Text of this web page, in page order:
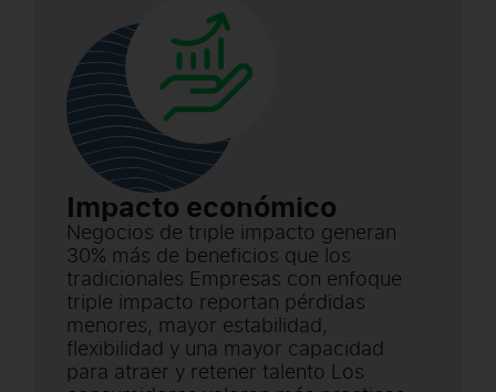
Impacto económico
Negocios de triple impacto generan
30% más de beneficios que los
tradicionales Empresas con enfoque
triple impacto reportan pérdidas
menores, mayor estabilidad,
flexibilidad y una mayor capacidad
para atraer y retener talento Los